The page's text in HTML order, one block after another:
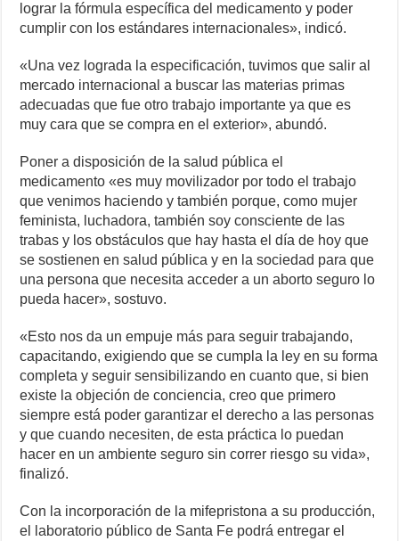
lograr la fórmula específica del medicamento y poder
cumplir con los estándares internacionales», indicó.
«Una vez lograda la especificación, tuvimos que salir al
mercado internacional a buscar las materias primas
adecuadas que fue otro trabajo importante ya que es
muy cara que se compra en el exterior», abundó.
Poner a disposición de la salud pública el
medicamento «es muy movilizador por todo el trabajo
que venimos haciendo y también porque, como mujer
feminista, luchadora, también soy consciente de las
trabas y los obstáculos que hay hasta el día de hoy que
se sostienen en salud pública y en la sociedad para que
una persona que necesita acceder a un aborto seguro lo
pueda hacer», sostuvo.
«Esto nos da un empuje más para seguir trabajando,
capacitando, exigiendo que se cumpla la ley en su forma
completa y seguir sensibilizando en cuanto que, si bien
existe la objeción de conciencia, creo que primero
siempre está poder garantizar el derecho a las personas
y que cuando necesiten, de esta práctica lo puedan
hacer en un ambiente seguro sin correr riesgo su vida»,
finalizó.
Con la incorporación de la mifepristona a su producción,
el laboratorio público de Santa Fe podrá entregar el